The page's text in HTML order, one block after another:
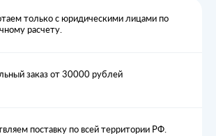
только с юридическими лицами по
расчету.
заказ от 30000 рублей
поставку по всей территории РФ.